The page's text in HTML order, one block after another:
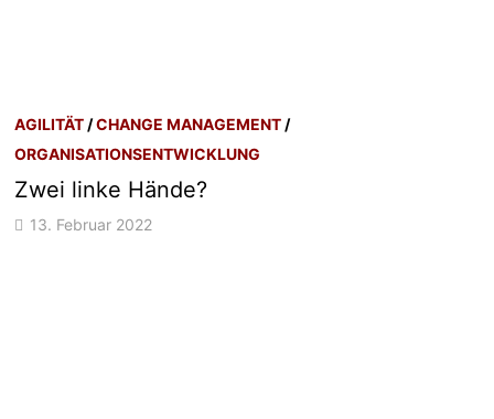
AGILITÄT /CHANGE MANAGEMENT /
ORGANISATIONSENTWICKLUNG
Zwei linke Hände?
13. Februar 2022